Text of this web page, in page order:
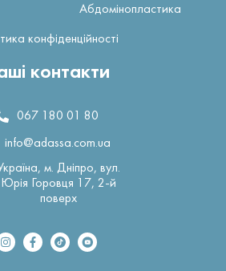
Абдомінопластика
конфіденційності
контакти
067 180 01 80
info@adassa.com.ua
м. Дніпро, вул.
Юрія Горовця 17, 2-й
поверх